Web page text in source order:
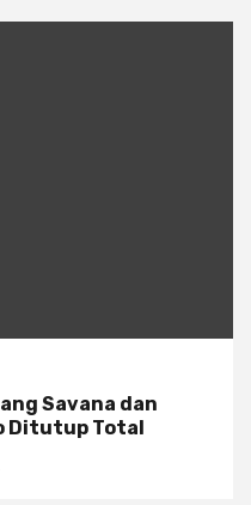
Savana dan
Ditutup Total